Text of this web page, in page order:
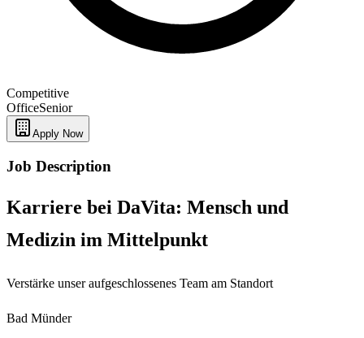
Competitive
OfficeSenior
Apply Now
Job Description
Karriere bei DaVita: Mensch und
Medizin im Mittelpunkt
Verstärke unser aufgeschlossenes Team am Standort
Bad Münder